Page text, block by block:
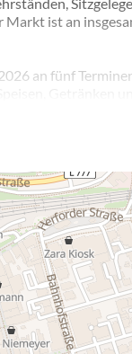
ist an
an fünf
oder
Crêpes, Cocktails
und